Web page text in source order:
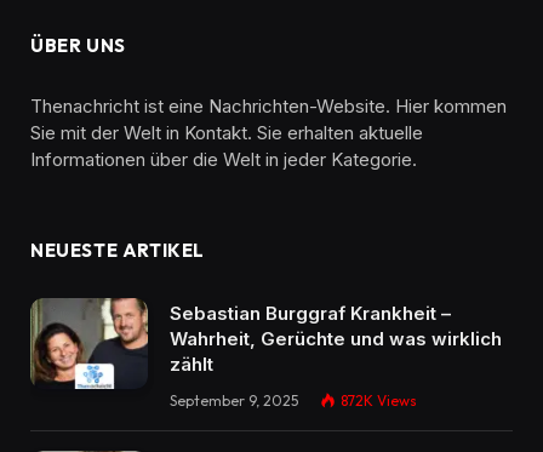
ÜBER UNS
Thenachricht ist eine Nachrichten-Website. Hier kommen
Sie mit der Welt in Kontakt. Sie erhalten aktuelle
Informationen über die Welt in jeder Kategorie.
NEUESTE ARTIKEL
Sebastian Burggraf Krankheit –
Wahrheit, Gerüchte und was wirklich
zählt
September 9, 2025 872K Views